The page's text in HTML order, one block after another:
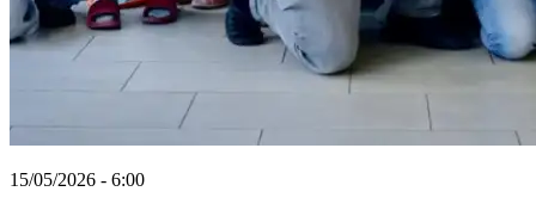
15/05/2026 - 6:00